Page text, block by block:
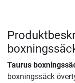
Taurus
boxningssäck